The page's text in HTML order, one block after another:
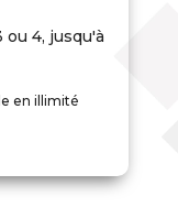
ou 4, jusqu'à
en illimité